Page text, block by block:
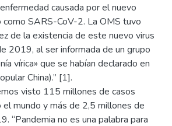
causada por el nuevo
como SARS-CoV-2. La OMS tuvo
de la existencia de este nuevo virus
2019, al ser informada de un grupo
vírica» que se habían declarado en
China).” [1].
visto 115 millones de casos
mundo y más de 2,5 millones de
“Pandemia no es una palabra para